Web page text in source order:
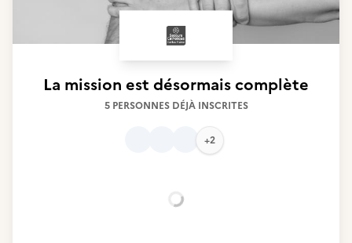
La mission est désormais complète
5 PERSONNES DÉJÀ INSCRITES
+2
Chargement...